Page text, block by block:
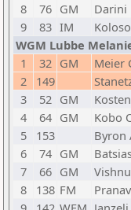
8
76 GM Darini
9
83 IM
WGM Lubbe
1
32 GM Meier
2
149
3
52 GM
4
64 GM Kobo
5
153 Byron
6
74 GM
7
66 GM
8
138 FM